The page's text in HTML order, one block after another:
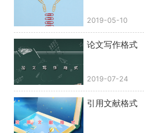
2019-05-10
论文写作格式
2019-07-24
引用文献格式